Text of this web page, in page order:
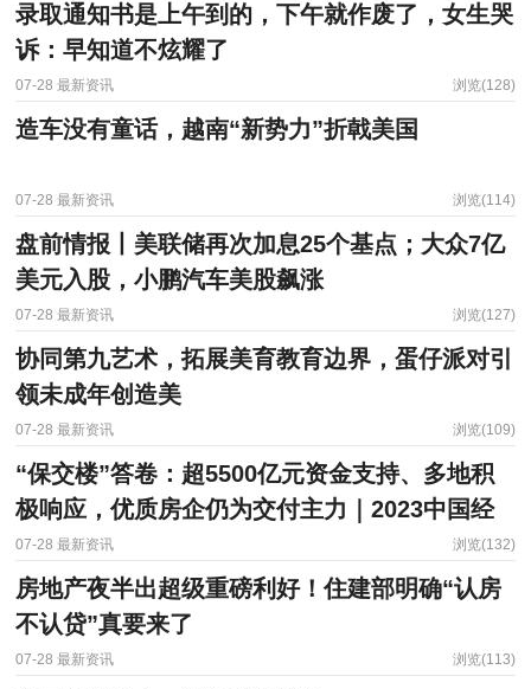
录取通知书是上午到的，下午就作废了，女生哭
诉：早知道不炫耀了
07-28 最新资讯 浏览(128)
造车没有童话，越南“新势力”折戟美国
07-28 最新资讯 浏览(114)
盘前情报丨美联储再次加息25个基点；大众7亿
美元入股，小鹏汽车美股飙涨
07-28 最新资讯 浏览(127)
协同第九艺术，拓展美育教育边界，蛋仔派对引
领未成年创造美
07-28 最新资讯 浏览(109)
“保交楼”答卷：超5500亿元资金支持、多地积
极响应，优质房企仍为交付主力｜2023中国经
济半年报
07-28 最新资讯 浏览(132)
房地产夜半出超级重磅利好！住建部明确“认房
不认贷”真要来了
07-28 最新资讯 浏览(113)